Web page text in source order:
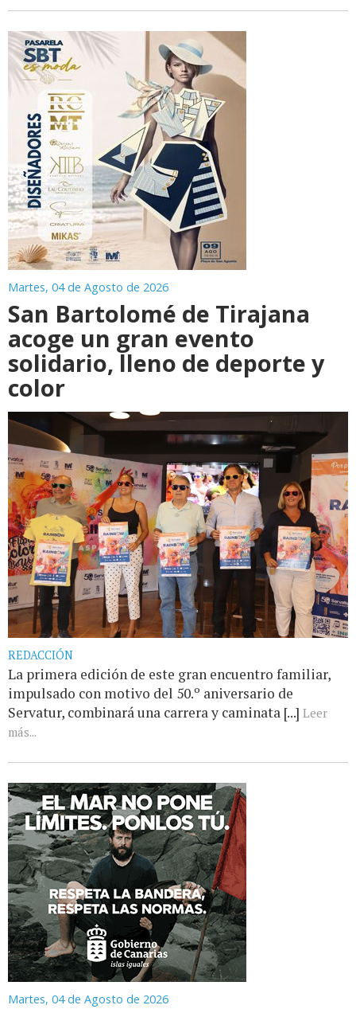
Martes, 04 de Agosto de 2026
San Bartolomé de Tirajana
acoge un gran evento
solidario, lleno de deporte y
color
REDACCIÓN
La primera edición de este gran encuentro familiar,
impulsado con motivo del 50.º aniversario de
Servatur, combinará una carrera y caminata [...] Leer
más...
Martes, 04 de Agosto de 2026